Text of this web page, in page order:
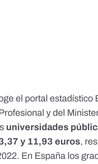
el portal estadístico
y del
universidades
y 11,93 euros,
En España los